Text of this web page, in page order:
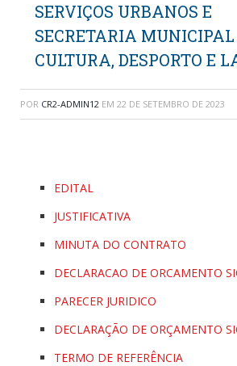
SERVIÇOS URBANOS E
SECRETARIA MUNICIPAL
CULTURA, DESPORTO E
POR CR2-ADMIN12 EM 22 DE SETEMBRO DE 2023
EDITAL
JUSTIFICATIVA
MINUTA DO CONTRATO
DECLARACAO DE ORCAMENTO
PARECER JURIDICO
DECLARAÇÃO DE ORÇAMENTO
TERMO DE REFERÊNCIA